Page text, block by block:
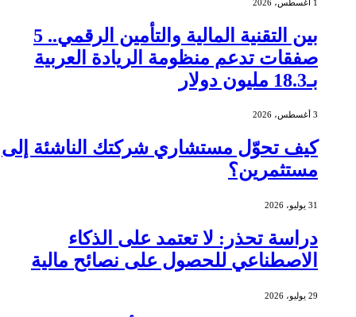
1 أغسطس، 2026
بين التقنية المالية والتأمين الرقمي.. 5
صفقات تدعم منظومة الريادة العربية
بـ18.3 مليون دولار
3 أغسطس، 2026
كيف تحوّل مستشاري شركتك الناشئة إلى
مستثمرين؟
31 يوليو، 2026
دراسة تحذر: لا تعتمد على الذكاء
الاصطناعي للحصول على نصائح مالية
29 يوليو، 2026